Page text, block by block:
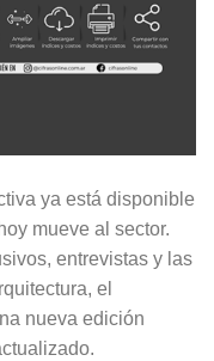
ya está disponible
mueve al sector.
entrevistas y las
el
nueva edición